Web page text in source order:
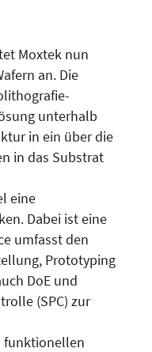
Moxtek nun
an. Die
unterhalb
in ein über die
in das Substrat
eine
Dabei ist eine
umfasst den
Prototyping
DoE und
(SPC) zur
funktionellen